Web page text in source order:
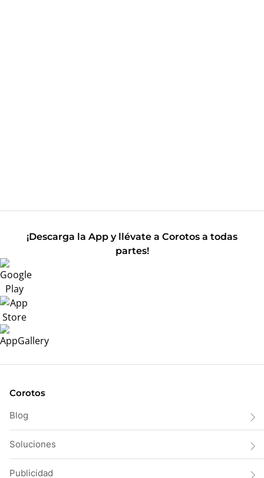
¡Descarga la App y llévate a Corotos a todas
partes!
Corotos
Blog
Soluciones
Publicidad